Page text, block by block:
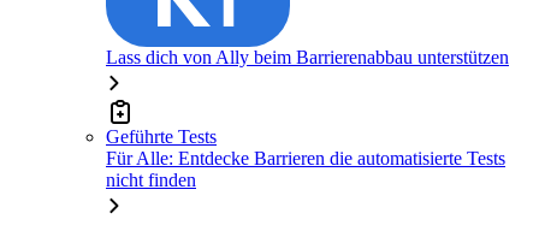
Lass dich von Ally beim Barrierenabbau unterstützen
Geführte Tests
Für Alle: Entdecke Barrieren die automatisierte Tests
nicht finden